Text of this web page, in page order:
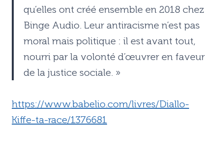
qu’elles ont créé ensemble en 2018 chez
Binge Audio. Leur antiracisme n’est pas
moral mais politique : il est avant tout,
nourri par la volonté d’œuvrer en faveur
de la justice sociale. »
https://www.babelio.com/livres/Diallo-
Kiffe-ta-race/1376681